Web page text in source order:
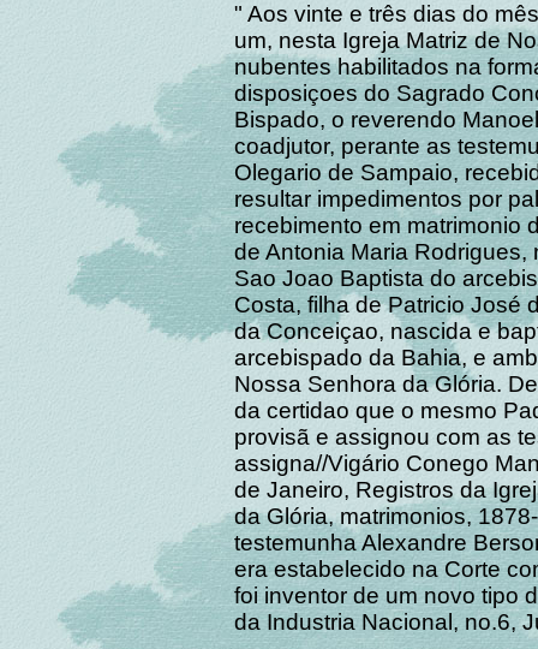
" Aos vinte e três dias do
um, nesta Igreja Matriz de
nubentes habilitados na
disposiçoes do Sagrado
Bispado, o reverendo
coadjutor, perante as
Olegario de Sampaio,
resultar impedimentos por
recebimento em matrimonio
de Antonia Maria
Sao Joao Baptista do
Costa, filha de Patricio José
da Conceiçao, nascida e
arcebispado da Bahia, e
Nossa Senhora da Glória.
da certidao que o mesmo
provisã e assignou com as
assigna//Vigário Conego
de Janeiro, Registros da
da Glória, matrimonios,
testemunha Alexandre
era estabelecido na Corte
foi inventor de um novo tipo
da Industria Nacional, no.6,